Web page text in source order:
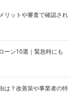
リットや審査で確認され
ーン10選｜緊急時にも
は？改善策や事業者の特